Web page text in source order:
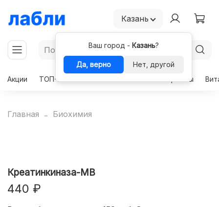
Казань
Ваш город - Казань?
Да, верно
Нет, другой
Акции
ТОП-50 Гормоны
Главная Биохимия
Креатинкиназа-МВ
440 ₽